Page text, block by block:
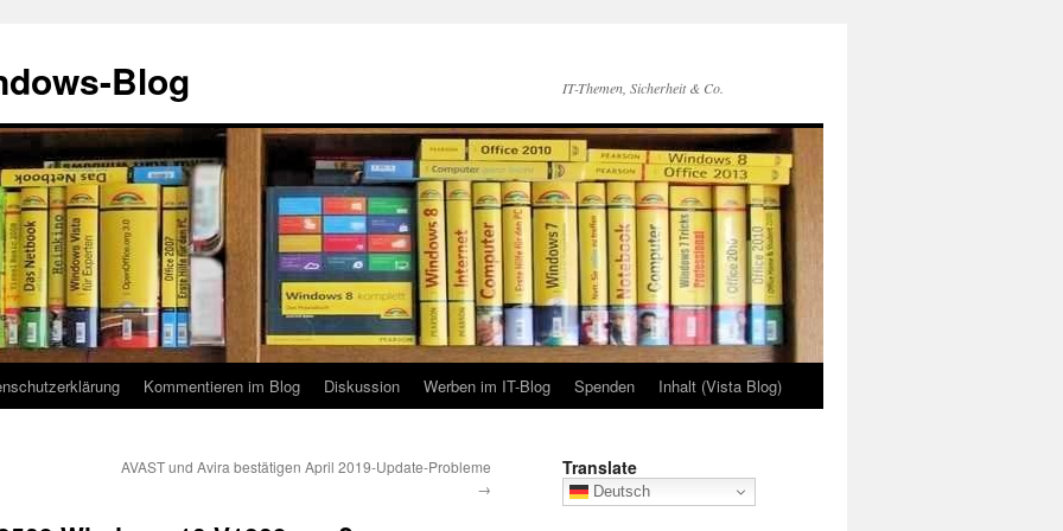
Blog IT-Themen, Sicherheit & Co.
Kommentieren im Blog Diskussion Werben im IT-Blog Spenden Inhalt (Vista Blog)
AVAST und Avira bestätigen April 2019-Update-Probleme
→
Translate
Deutsch